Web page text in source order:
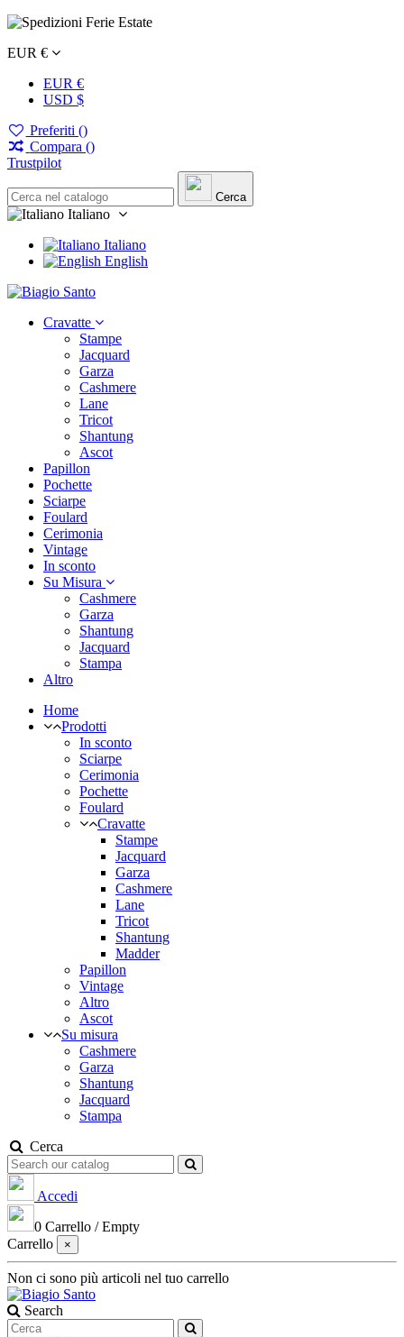
EUR €
EUR €
USD $
Preferiti ()
Compara ()
Trustpilot
Cerca
Italiano
Italiano
English
Cravatte
Stampe
Jacquard
Garza
Cashmere
Lane
Tricot
Shantung
Ascot
Papillon
Pochette
Sciarpe
Foulard
Cerimonia
Vintage
In sconto
Su Misura
Cashmere
Garza
Shantung
Jacquard
Stampa
Altro
Home
Prodotti
In sconto
Sciarpe
Cerimonia
Pochette
Foulard
Cravatte
Stampe
Jacquard
Garza
Cashmere
Lane
Tricot
Shantung
Madder
Papillon
Vintage
Altro
Ascot
Su misura
Cashmere
Garza
Shantung
Jacquard
Stampa
Cerca
Accedi
0 Carrello /Empty
Carrello
×
Non ci sono più articoli nel tuo carrello
Search